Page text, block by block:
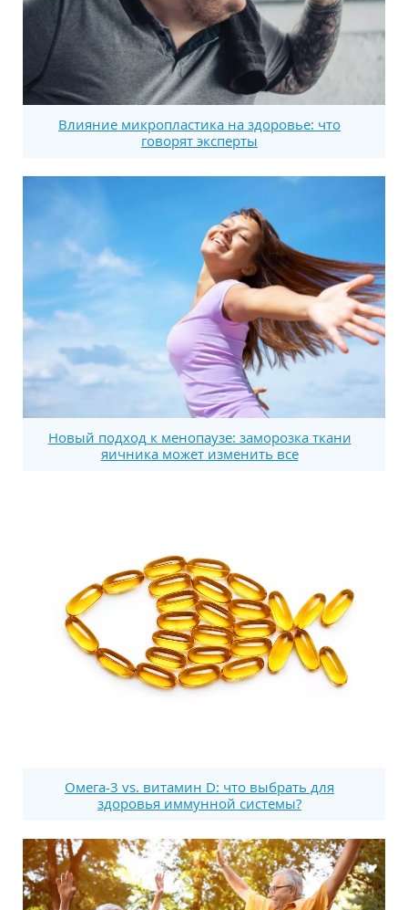
Влияние микропластика на здоровье: что
говорят эксперты
Новый подход к менопаузе: заморозка ткани
яичника может изменить все
Омега-3 vs. витамин D: что выбрать для
здоровья иммунной системы?